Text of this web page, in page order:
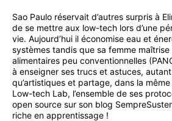
Sao Paulo réservait d’autres surpris à
de se mettre aux low-tech lors d’une
vie. Aujourd’hui il économise eau et
systèmes tandis que sa femme
alimentaires peu conventionnelles
à enseigner ses trucs et astuces,
qu’artistiques et partage, dans la
Low-tech Lab, l’ensemble de ses
open source sur son blog
riche en apprentissage !